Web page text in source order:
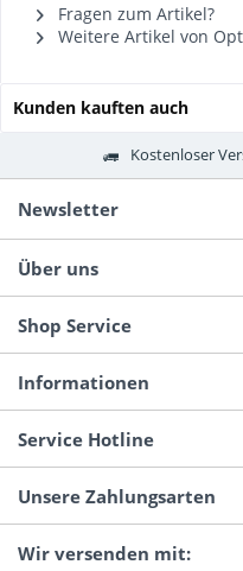
Fragen zum Artikel?
Weitere Artikel von
Kunden kauften auch
Kostenloser
Newsletter
Über uns
Shop Service
Informationen
Service Hotline
Unsere Zahlungsarten
Wir versenden mit: